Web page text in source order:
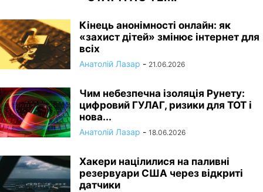
Кінець анонімності онлайн: як
«захист дітей» змінює інтернет для
всіх
Анатолій Лазар - 21.06.2026
Чим небезпечна ізоляція Рунету:
цифровий ГУЛАГ, ризики для ТОТ і
нова...
Анатолій Лазар - 18.06.2026
Хакери націлилися на паливні
резервуари США через відкриті
датчики